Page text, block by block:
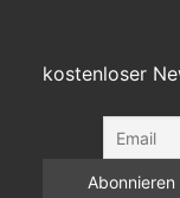
kostenloser